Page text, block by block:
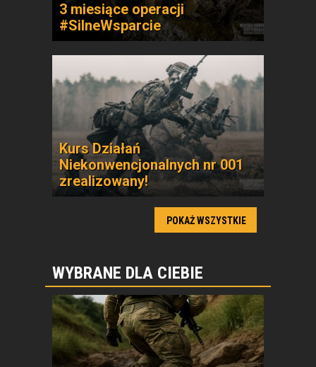
3 miesiące operacji
#SilneWsparcie
Kurs Działań
Niekonwencjonalnych nr 001
zrealizowany!
POKAŻ WSZYSTKIE
WYBRANE DLA CIEBIE